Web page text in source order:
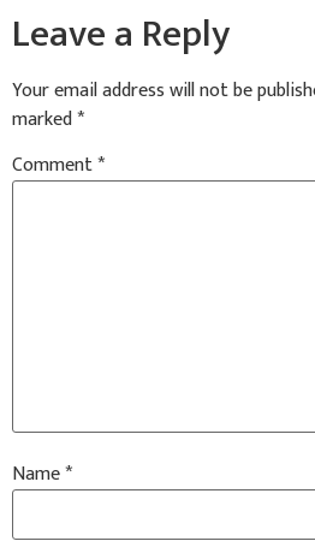
Leave a Reply
Your email address will not be
marked*
Comment*
Name*